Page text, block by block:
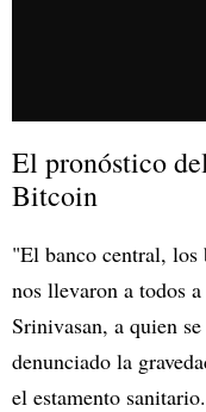
El pronóstico
Bitcoin
"El banco central, los
nos llevaron a todos
Srinivasan, a quien
denunciado la
el estamento sanitario.